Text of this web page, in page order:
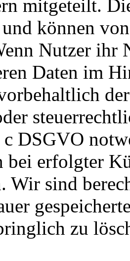
mitgeteilt.
können
Nutzer ihr
Daten im
DSGVO
bei erfolgter
Wir sind
zu